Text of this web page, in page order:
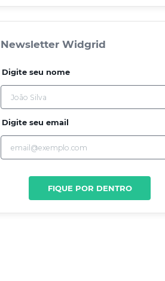
Newsletter Widgrid
Digite seu nome
Digite seu email
FIQUE POR DENTRO